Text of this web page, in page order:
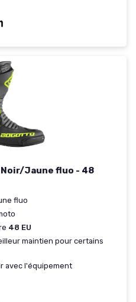
Jaune fluo - 48
fluo
48 EU
maintien pour certains
avec l'équipement